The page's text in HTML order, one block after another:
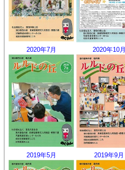
2020年7月 2020年10月
2019年5月 2019年9月